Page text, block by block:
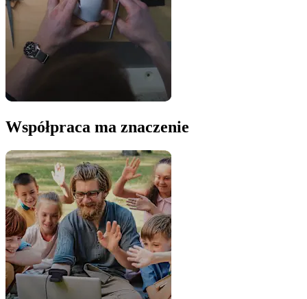
Współpraca ma znaczenie